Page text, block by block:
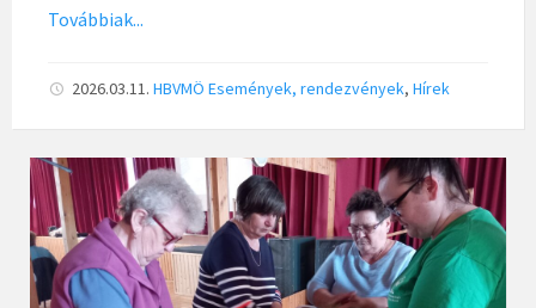
Továbbiak...
2026.03.11. HBVMÖ Események, rendezvények, Hírek